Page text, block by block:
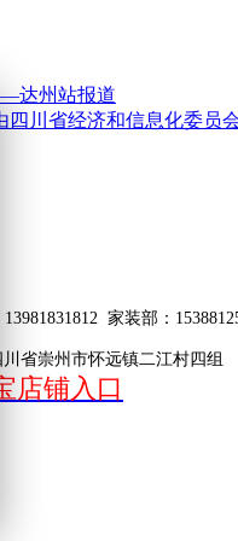
达州站报道
四川省经济和信息化委
家装部：
川省崇州市怀远镇二江村四组
店铺入口